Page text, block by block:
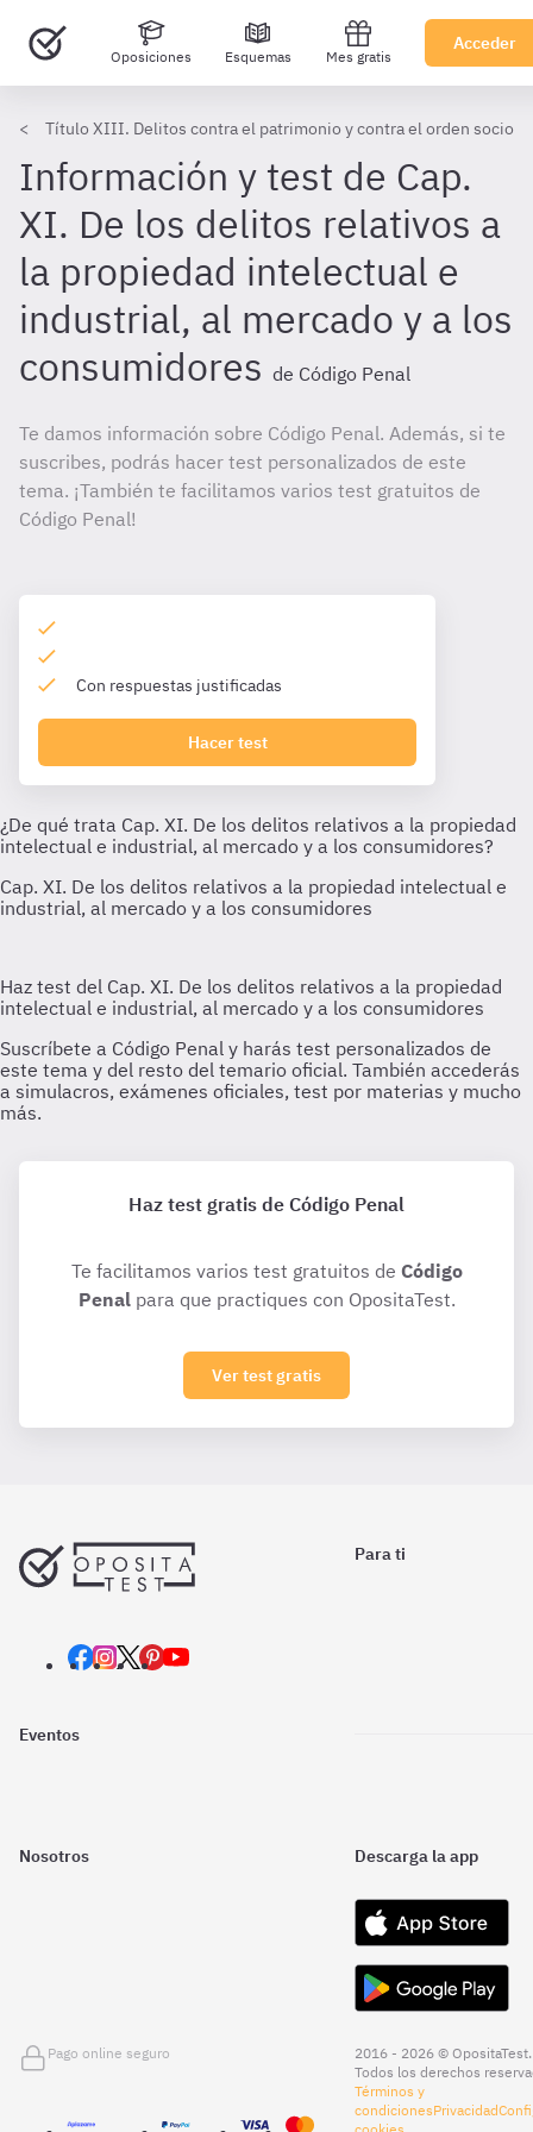
Oposiciones Esquemas Mes gratis
Acceder
Título XIII. Delitos contra el patrimonio y contra el orden
Información y test de Cap.
XI. De los delitos relativos a
la propiedad intelectual e
industrial, al mercado y a los
consumidores de Código Penal
Te damos información sobre Código Penal. Además, si te
suscribes, podrás hacer test personalizados de este
tema. ¡También te facilitamos varios test gratuitos de
Código Penal!
Con respuestas justificadas
Hacer test
Haz test gratis de Código Penal
Te facilitamos varios test gratuitos de Código
Penalpara que practiques con OpositaTest.
Ver test gratis
Para ti
Eventos
Nosotros Descarga la app
Pago online seguro
2016 - 2026 © OpositaTest.
Todos los derechos
Términos y
condicionesPrivacidad